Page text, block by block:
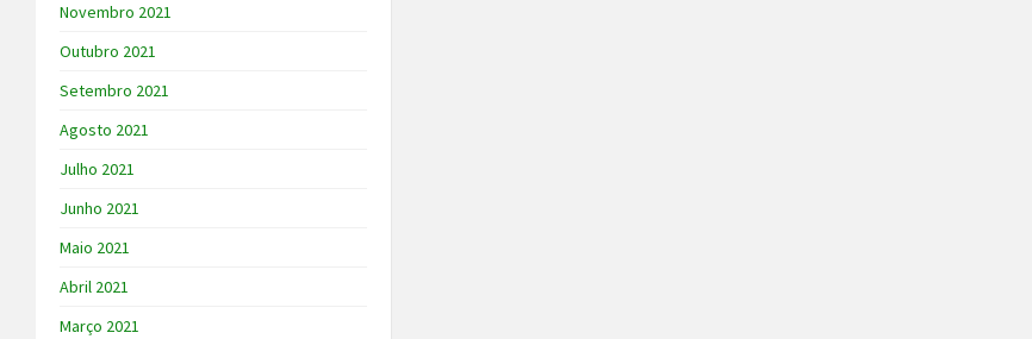
Novembro 2021
Outubro 2021
Setembro 2021
Agosto 2021
Julho 2021
Junho 2021
Maio 2021
Abril 2021
Março 2021